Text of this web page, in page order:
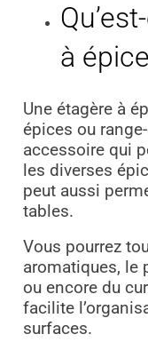
à
Une étagère à
épices ou
accessoire qui
les diverses
peut aussi
tables.
Vous pourrez
aromatiques, le
ou encore du
facilite
surfaces.